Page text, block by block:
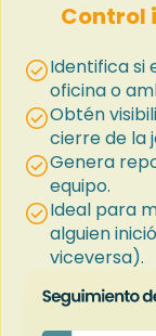
Control
check_circleIdentifica si
oficina o
check_circleObtén
cierre de la
check_circleGenera
equipo.
check_circleIdeal para
alguien
viceversa).